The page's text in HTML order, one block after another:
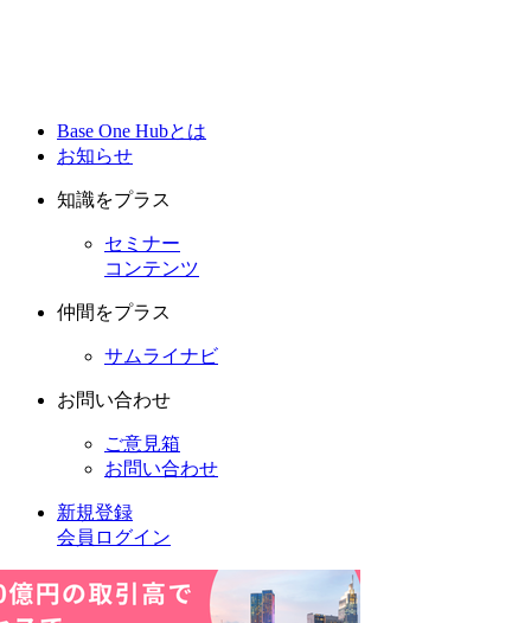
Base One Hubとは
お知らせ
知識をプラス
セミナー
コンテンツ
仲間をプラス
サムライナビ
お問い合わせ
ご意見箱
お問い合わせ
新規登録
会員ログイン